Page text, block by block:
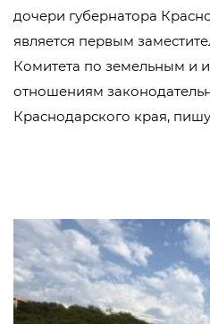
дочери губернатора
является первым
Комитета по земельным и
отношениям
Краснодарского края,